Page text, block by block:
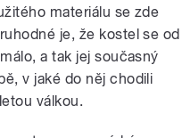
materiálu se zde
je, že kostel se od
a tak jej současný
v jaké do něj chodili
válkou.